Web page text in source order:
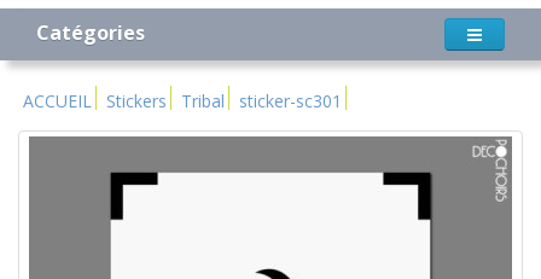
Catégories
ACCUEIL Stickers Tribal sticker-sc301